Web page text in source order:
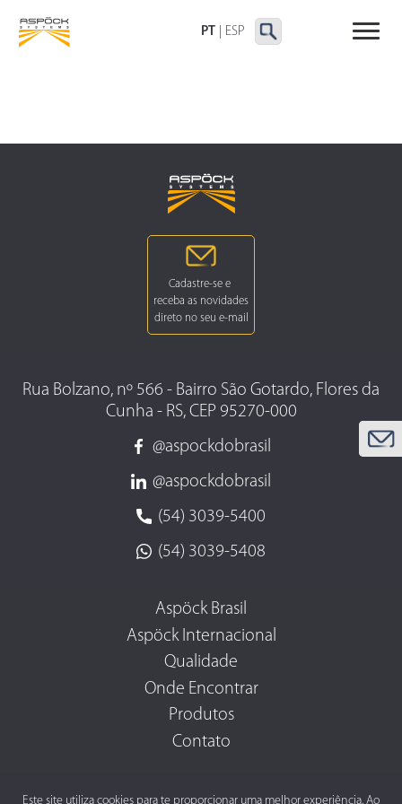
PT ESP
DELIMITADORAS E
LATERAIS
Este site utiliza cookies para te proporcionar uma melhor experiência. Ao
Rua Bolzano, nº 566 - Bairro São Gotardo, Flores da
Cunha - RS, CEP 95270-000
@aspockdobrasil
@aspockdobrasil
(54) 3039-5400
(54) 3039-5408
Aspöck Brasil
Aspöck Internacional
Qualidade
Onde Encontrar
Produtos
Contato